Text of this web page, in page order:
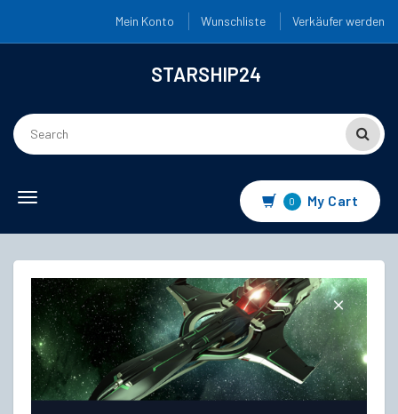
Mein Konto Wunschliste Verkäufer werden
STARSHIP24
Toggle
0 My Cart